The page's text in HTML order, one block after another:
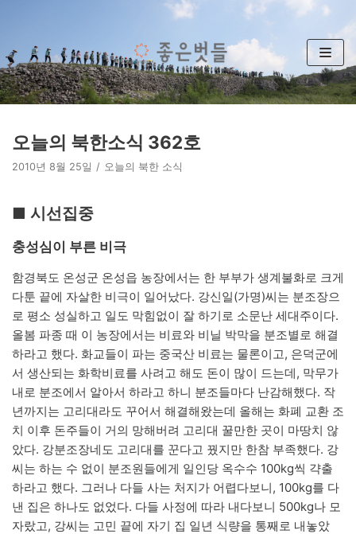
츠
로
건
뛰
기
오늘의 북한소식 362호
2010년 8월 25일 오늘의 북한 소식
■ 시선집중
충성심이 부른 비극
함경북도 온성군 온성읍 농장에서는 한 부부가 생계불화로 크게
다툰 끝에 자살한 비극이 일어났다. 강신일(가명)씨는 분조장으
로 평소 성실하고 일도 막힘없이 잘 하기로 소문난 세대주이다.
올봄 파종 때 이 농장에서는 비료와 비닐 박막을 분조별로 해결
하라고 했다. 화교들이 파는 중국산 비료는 물론이고, 은덕군에
서 생산되는 화학비료를 사려고 해도 돈이 많이 드는데, 막무가
내로 분조에서 알아서 하라고 하니 분조들마다 난감해했다. 작
년까지는 고리대라도 꾸어서 해결해왔는데 올해는 화폐 교환 조
치 이후 돈주들이 거의 망해버려 고리대 꿀만한 곳이 마땅치 않
았다. 강분조장네도 고리대를 꾼다고 꿨지만 한참 부족했다. 강
씨는 하는 수 없이 분조원들에게 일인당 옥수수 100kg씩 갹출
하라고 했다. 그러나 다들 사는 처지가 어렵다보니, 100kg를 다
낸 집은 하나도 없었다. 다들 사정에 따라 내다보니 500kg나 모
자랐고, 강씨는 고민 끝에 자기 집 일년 식량을 통째로 내놓았